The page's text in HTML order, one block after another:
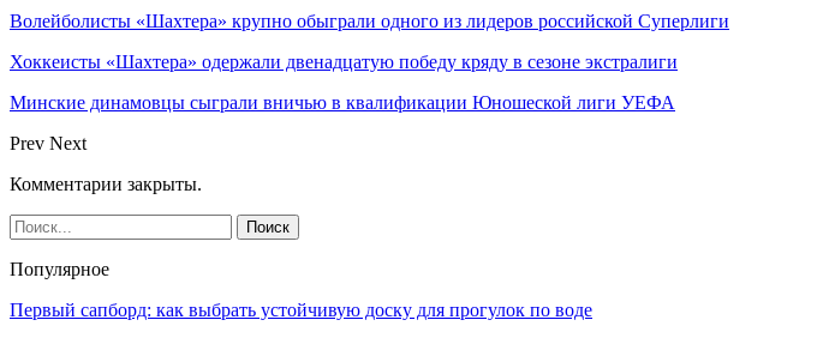
Волейболисты «Шахтера» крупно обыграли одного из лидеров российской Суперлиги
Хоккеисты «Шахтера» одержали двенадцатую победу кряду в сезоне экстралиги
Минские динамовцы сыграли вничью в квалификации Юношеской лиги УЕФА
Prev Next
Комментарии закрыты.
Популярное
Первый сапборд: как выбрать устойчивую доску для прогулок по воде